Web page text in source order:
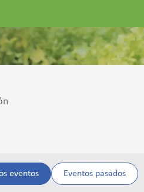
eventos Eventos pasados